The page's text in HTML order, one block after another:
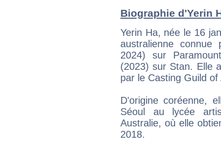
Biographie d'Yerin
Yerin Ha, née le 16
australienne
2024) sur
(2023) sur Stan. Elle
par le Casting Guild of
D'origine coréenne,
Séoul au lycée
Australie, où elle
2018.